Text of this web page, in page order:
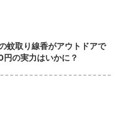
蚊取り線香がアウトドアで
の実力はいかに？